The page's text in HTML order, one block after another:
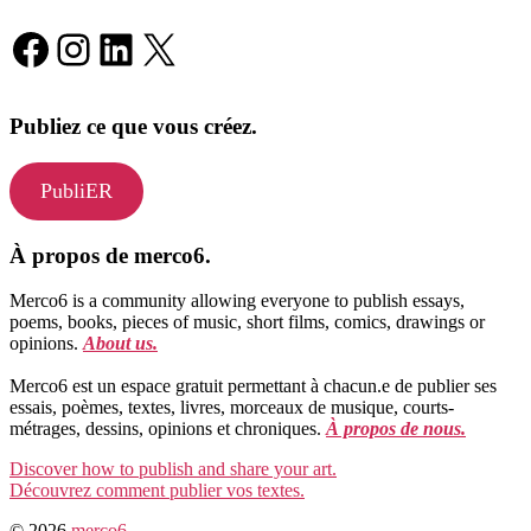
Facebook
Instagram
LinkedIn
X
Publiez ce que vous créez.
PubliER
À propos de merco6.
Merco6 is a community allowing everyone to publish essays,
poems, books, pieces of music, short films, comics, drawings or
opinions. About us.
Merco6 est un espace gratuit permettant à chacun.e de publier ses
essais, poèmes, textes, livres, morceaux de musique, courts-
métrages, dessins, opinions et chroniques. À propos de nous.
Discover how to publish and share your art.
Découvrez comment publier vos textes.